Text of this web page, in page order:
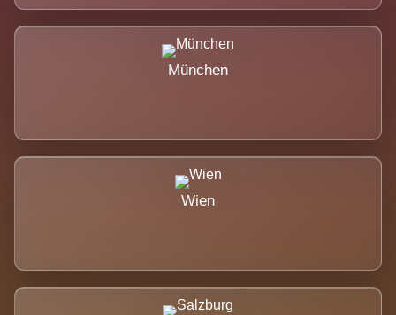
München
Wien